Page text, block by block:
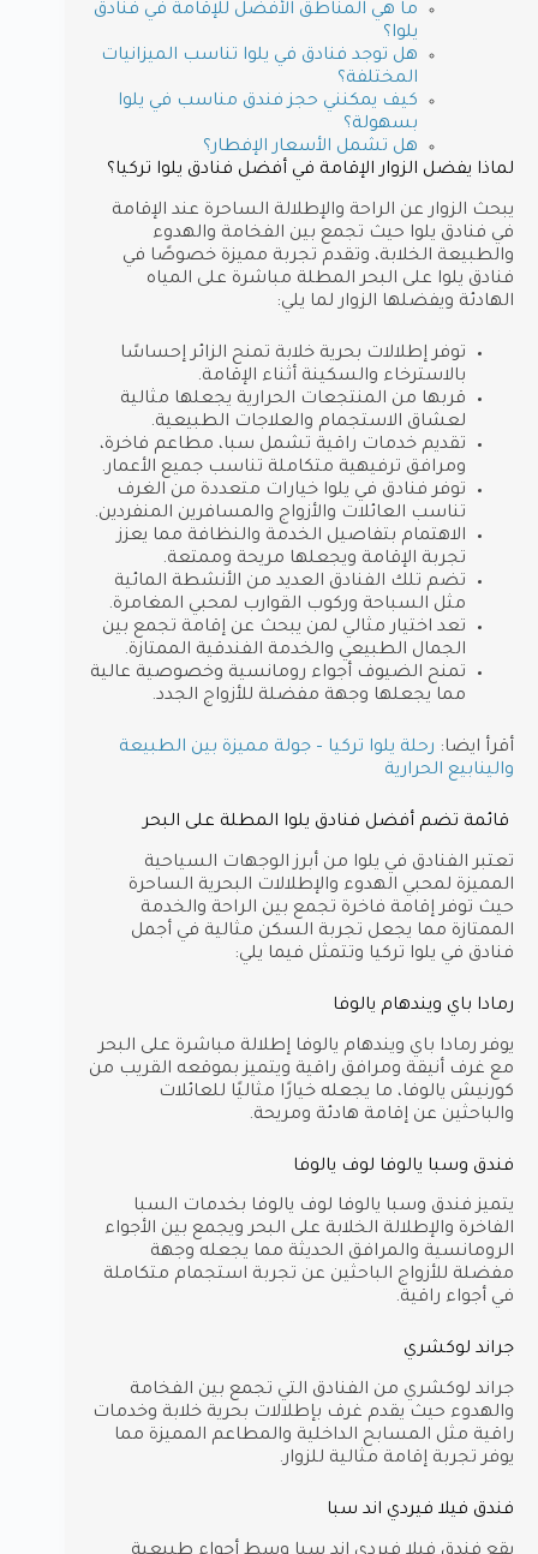
ما هي المناطق الأفضل للإقامة في فنادق
يلوا؟
هل توجد فنادق في يلوا تناسب الميزانيات
المختلفة؟
كيف يمكنني حجز فندق مناسب في يلوا
بسهولة؟
هل تشمل الأسعار الإفطار؟
لماذا يفضل الزوار الإقامة في أفضل فنادق يلوا تركيا؟
يبحث الزوار عن الراحة والإطلالة الساحرة عند الإقامة
في فنادق يلوا حيث تجمع بين الفخامة والهدوء
والطبيعة الخلابة، وتقدم تجربة مميزة خصوصًا في
فنادق يلوا على البحر المطلة مباشرة على المياه
الهادئة ويفضلها الزوار لما يلي:
توفر إطلالات بحرية خلابة تمنح الزائر إحساسًا
بالاسترخاء والسكينة أثناء الإقامة.
قربها من المنتجعات الحرارية يجعلها مثالية
لعشاق الاستجمام والعلاجات الطبيعية.
تقديم خدمات راقية تشمل سبا، مطاعم فاخرة،
ومرافق ترفيهية متكاملة تناسب جميع الأعمار.
توفر فنادق في يلوا خيارات متعددة من الغرف
تناسب العائلات والأزواج والمسافرين المنفردين.
الاهتمام بتفاصيل الخدمة والنظافة مما يعزز
تجربة الإقامة ويجعلها مريحة وممتعة.
تضم تلك الفنادق العديد من الأنشطة المائية
مثل السباحة وركوب القوارب لمحبي المغامرة.
تعد اختيار مثالي لمن يبحث عن إقامة تجمع بين
الجمال الطبيعي والخدمة الفندقية الممتازة.
تمنح الضيوف أجواء رومانسية وخصوصية عالية
مما يجعلها وجهة مفضلة للأزواج الجدد.
أقرأ ايضا: رحلة يلوا تركيا – جولة مميزة بين الطبيعة
والينابيع الحرارية
قائمة تضم أفضل فنادق يلوا المطلة على البحر
تعتبر الفنادق في يلوا من أبرز الوجهات السياحية
المميزة لمحبي الهدوء والإطلالات البحرية الساحرة
حيث توفر إقامة فاخرة تجمع بين الراحة والخدمة
الممتازة مما يجعل تجربة السكن مثالية في أجمل
فنادق في يلوا تركيا وتتمثل فيما يلي:
رمادا باي ويندهام يالوفا
يوفر رمادا باي ويندهام يالوفا إطلالة مباشرة على البحر
مع غرف أنيقة ومرافق راقية ويتميز بموقعه القريب من
كورنيش يالوفا، ما يجعله خيارًا مثاليًا للعائلات
والباحثين عن إقامة هادئة ومريحة.
فندق وسبا يالوفا لوف يالوفا
يتميز فندق وسبا يالوفا لوف يالوفا بخدمات السبا
الفاخرة والإطلالة الخلابة على البحر ويجمع بين الأجواء
الرومانسية والمرافق الحديثة مما يجعله وجهة
مفضلة للأزواج الباحثين عن تجربة استجمام متكاملة
في أجواء راقية.
جراند لوكشري
جراند لوكشري من الفنادق التي تجمع بين الفخامة
والهدوء حيث يقدم غرف بإطلالات بحرية خلابة وخدمات
راقية مثل المسابح الداخلية والمطاعم المميزة مما
يوفر تجربة إقامة مثالية للزوار.
فندق فيلا فيردي اند سبا